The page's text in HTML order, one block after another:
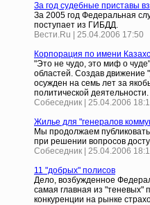
За год судебные приставы
За 2005 год Федеральная
поступает из ГИБДД.
Вести.Ru | 25.04.2006 17:50
Корпорация по имени
"Это не чудо, это миф о
областей. Создав движение
осужден на семь лет за
политической деятельности.
Собеседник | 25.04.2006
Жилье для "генералов
Мы продолжаем
при решении вопросов
Собеседник | 25.04.2006
11 "добрых" полисов
Дело, возбужденное
самая главная из "теневых"
конкуренции на рынке